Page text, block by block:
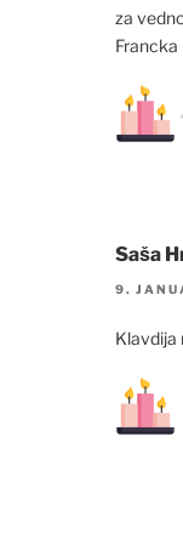
za
Francka
Saša
9.
Klavdija